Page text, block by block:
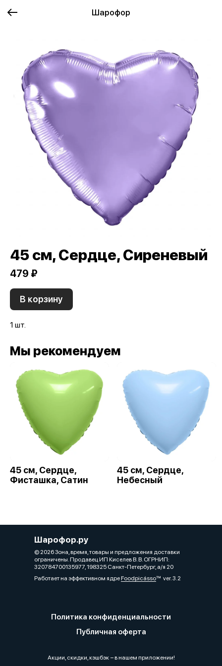
Шарофор
45 см, Сердце, Сиреневый
479 ₽
В корзину
1 шт.
Мы рекомендуем
45 см, Сердце,
Фисташка, Сатин
45 см, Сердце,
Небесный
Шарофор.ру
© 2026 Зона, время, товары и предложения доставки
ограничены. Продавец ИП Киселев В. В. ОГРНИП:
320784700135977, 198325 Санкт-Петербург, а/я 20
Работает на эффективном ядреFoodpicássover. 3.2
Политика конфиденциальности
Публичная оферта
Акции, скидки, кэшбэк − в нашем приложении!